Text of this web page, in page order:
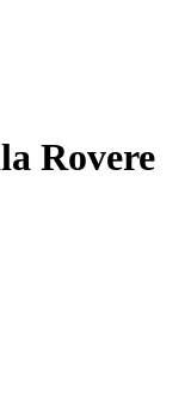
Rovere